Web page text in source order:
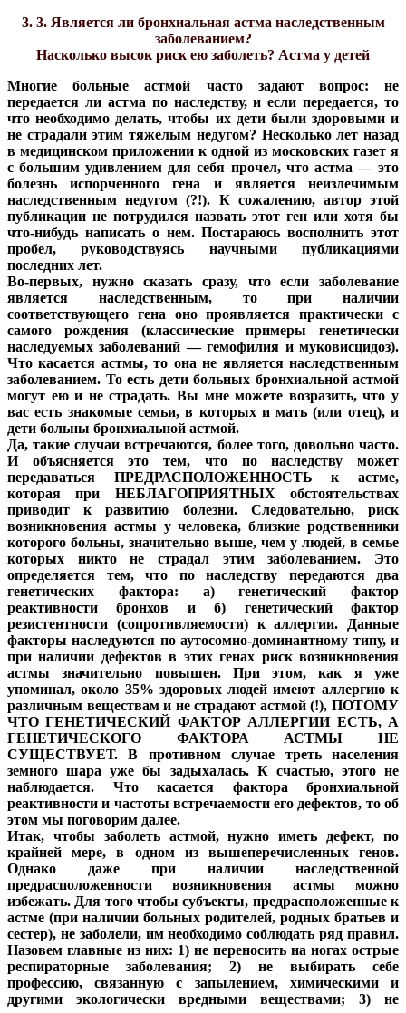
3. 3. Является ли бронхиальная астма наследственным
заболеванием?
Насколько высок риск ею заболеть? Астма у детей
Многие больные астмой часто задают вопрос: не
передается ли астма по наследству, и если передается, то
что необходимо делать, чтобы их дети были здоровыми и
не страдали этим тяжелым недугом? Несколько лет назад
в медицинском приложении к одной из московских газет я
с большим удивлением для себя прочел, что астма — это
болезнь испорченного гена и является неизлечимым
наследственным недугом (?!). К сожалению, автор этой
публикации не потрудился назвать этот ген или хотя бы
что-нибудь написать о нем. Постараюсь восполнить этот
пробел, руководствуясь научными публикациями
последних лет.
Во-первых, нужно сказать сразу, что если заболевание
является наследственным, то при наличии
соответствующего гена оно проявляется практически с
самого рождения (классические примеры генетически
наследуемых заболеваний — гемофилия и муковисцидоз).
Что касается астмы, то она не является наследственным
заболеванием. То есть дети больных бронхиальной астмой
могут ею и не страдать. Вы мне можете возразить, что у
вас есть знакомые семьи, в которых и мать (или отец), и
дети больны бронхиальной астмой.
Да, такие случаи встречаются, более того, довольно часто.
И объясняется это тем, что по наследству может
передаваться ПРЕДРАСПОЛОЖЕННОСТЬ к астме,
которая при НЕБЛАГОПРИЯТНЫХ обстоятельствах
приводит к развитию болезни. Следовательно, риск
возникновения астмы у человека, близкие родственники
которого больны, значительно выше, чем у людей, в семье
которых никто не страдал этим заболеванием. Это
определяется тем, что по наследству передаются два
генетических фактора: а) генетический фактор
реактивности бронхов и б) генетический фактор
резистентности (сопротивляемости) к аллергии. Данные
факторы наследуются по аутосомно-доминантному типу, и
при наличии дефектов в этих генах риск возникновения
астмы значительно повышен. При этом, как я уже
упоминал, около 35% здоровых людей имеют аллергию к
различным веществам и не страдают астмой (!), ПОТОМУ
ЧТО ГЕНЕТИЧЕСКИЙ ФАКТОР АЛЛЕРГИИ ЕСТЬ, А
ГЕНЕТИЧЕСКОГО ФАКТОРА АСТМЫ НЕ
СУЩЕСТВУЕТ. В противном случае треть населения
земного шара уже бы задыхалась. К счастью, этого не
наблюдается. Что касается фактора бронхиальной
реактивности и частоты встречаемости его дефектов, то об
этом мы поговорим далее.
Итак, чтобы заболеть астмой, нужно иметь дефект, по
крайней мере, в одном из вышеперечисленных генов.
Однако даже при наличии наследственной
предрасположенности возникновения астмы можно
избежать. Для того чтобы субъекты, предрасположенные к
астме (при наличии больных родителей, родных братьев и
сестер), не заболели, им необходимо соблюдать ряд правил.
Назовем главные из них: 1) не переносить на ногах острые
респираторные заболевания; 2) не выбирать себе
профессию, связанную с запылением, химическими и
другими экологически вредными веществами; 3) не